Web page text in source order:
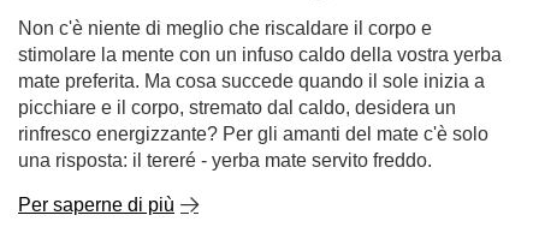
Non c'è niente di meglio che riscaldare il corpo e
stimolare la mente con un infuso caldo della vostra yerba
mate preferita. Ma cosa succede quando il sole inizia a
picchiare e il corpo, stremato dal caldo, desidera un
rinfresco energizzante? Per gli amanti del mate c'è solo
una risposta: il tereré - yerba mate servito freddo.
Per saperne di più